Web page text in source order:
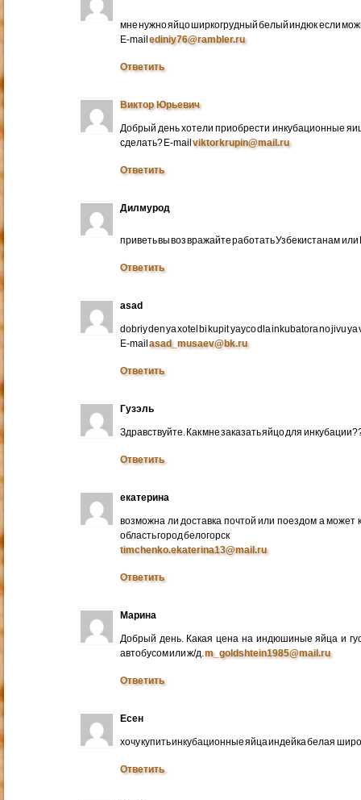
мне нужно яйцо ширкогрудный белый индюк если
E-mailediniy76@rambler.ru
Ответить
Виктор Юрьевич
Добрый день хотели приобрести инкубационные
сделать? E-mailviktorkrupin@mail.ru
Ответить
Дилмурод
приветь вы воз вражайте работать Узбекистанам
Ответить
asad
dobriy den ya xotel bi kupit yayco dla inkubatora no jivu ya
E-mailasad_musaev@bk.ru
Ответить
Гузэль
Здравствуйте. Как мне заказать яйцо для
Ответить
екатерина
возможна ли доставка почтой или поездом а
область город белогорск
timchenko.ekaterina13@mail.ru
Ответить
Марина
Добрый день. Какая цена на индюшиные яйца и
автобусом или ж/д.m_goldshtein1985@mail.ru
Ответить
Есен
хочу купить инкубационные яйца индейка белая
Ответить